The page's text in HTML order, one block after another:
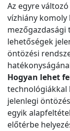
Az egyre
vízhiány komoly
mezőgazdasági
lehetőségek
öntözési
Hogyan lehet
technológiákkal
jelenlegi
egyik
előtérbe